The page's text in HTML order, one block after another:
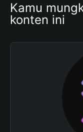
Kamu
konten ini